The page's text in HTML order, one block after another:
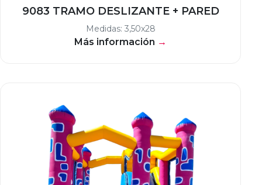
9083 TRAMO DESLIZANTE + PARED
Medidas: 3,50x28
Más información →